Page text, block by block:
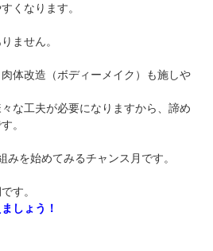
くなります。
ません。
体改造（ボディーメイク）も施しや
な工夫が必要になりますから、諦め
。
みを始めてみるチャンス月です。
す。
しょう！